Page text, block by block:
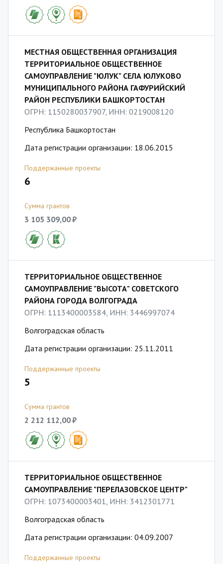
МЕСТНАЯ ОБЩЕСТВЕННАЯ ОРГАНИЗАЦИЯ
ТЕРРИТОРИАЛЬНОЕ ОБЩЕСТВЕННОЕ
САМОУПРАВЛЕНИЕ "ЮЛУК" СЕЛА ЮЛУКОВО
МУНИЦИПАЛЬНОГО РАЙОНА ГАФУРИЙСКИЙ
РАЙОН РЕСПУБЛИКИ БАШКОРТОСТАН
ОГРН: 1150280037907, ИНН: 0219008120
Республика Башкортостан
Дата регистрации организации: 18.06.2015
Поддержанные проекты
6
Сумма грантов
3 105 309,00 ₽
ТЕРРИТОРИАЛЬНОЕ ОБЩЕСТВЕННОЕ
САМОУПРАВЛЕНИЕ "ВЫСОТА" СОВЕТСКОГО
РАЙОНА ГОРОДА ВОЛГОГРАДА
ОГРН: 1113400003584, ИНН: 3446997074
Волгоградская область
Дата регистрации организации: 25.11.2011
Поддержанные проекты
5
Сумма грантов
2 212 112,00 ₽
ТЕРРИТОРИАЛЬНОЕ ОБЩЕСТВЕННОЕ
САМОУПРАВЛЕНИЕ "ПЕРЕЛАЗОВСКОЕ ЦЕНТР"
ОГРН: 1073400003401, ИНН: 3412301771
Волгоградская область
Дата регистрации организации: 04.09.2007
Поддержанные проекты